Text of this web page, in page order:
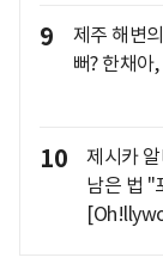
9
제주 해변
뻐? 한채아
10
제시카
남은 법 "